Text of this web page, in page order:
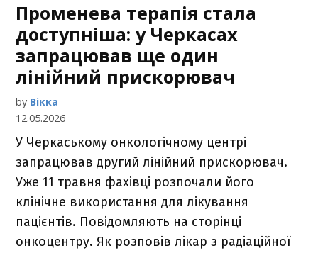
Променева терапія стала
доступніша: у Черкасах
запрацював ще один
лінійний прискорювач
by Вікка
12.05.2026
У Черкаському онкологічному центрі
запрацював другий лінійний прискорювач.
Уже 11 травня фахівці розпочали його
клінічне використання для лікування
пацієнтів. Повідомляють на сторінці
онкоцентру. Як розповів лікар з радіаційної